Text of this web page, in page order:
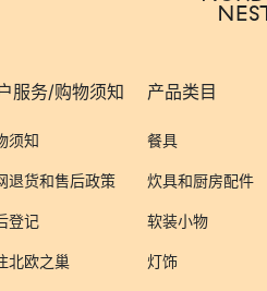
服务/购物须知
须知
退货和售后政策
登记
北欧之巢
产品类目
餐具
炊具和厨房配件
软装小物
灯饰